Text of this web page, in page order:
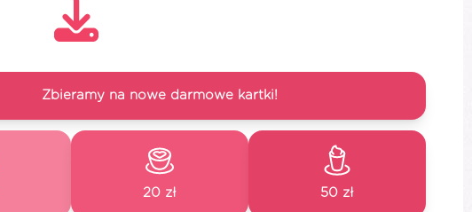
Zbieramy na nowe darmowe kartki!
20 zł 50 zł